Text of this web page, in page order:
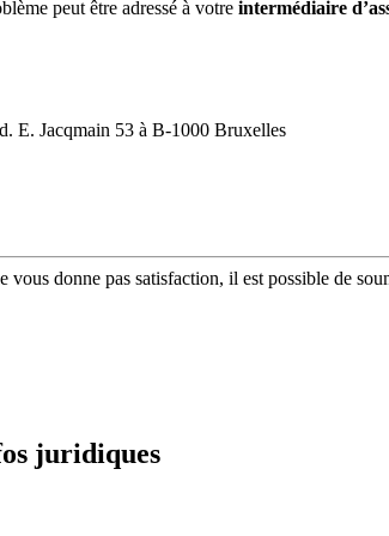
peut être adressé à votre intermédiaire
E. Jacqmain 53 à B-1000 Bruxelles
donne pas satisfaction, il est possible de
juridiques